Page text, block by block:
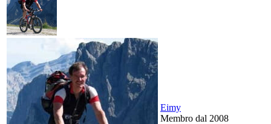
Eimy
Membro dal 2008